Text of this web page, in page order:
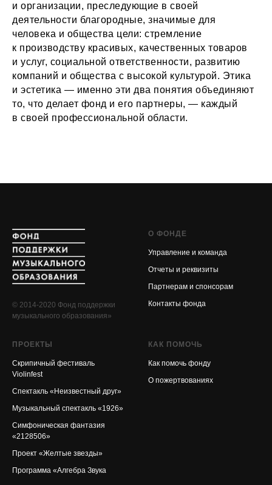
и организации, преследующие в своей
деятельности благородные, значимые для
человека и общества цели: стремление
к производству красивых, качественных товаров
и услуг, социальной ответственности, развитию
компаний и общества с высокой культурой. Этика
и эстетика — именно эти два понятия объединяют
то, что делает фонд и его партнеры, — каждый
в своей профессиональной области.
© 2014-2020 Фонд поддержки
музыкального образования»
О ФОНДЕ
Управление и команда
Отчеты и реквизиты
Партнерам и спонсорам
Контакты фонда
ПРОЕКТЫ
Скрипичный фестиваль
Violinfest
Спектакль «Неизвестный друг»
Музыкальный спектакль «1926»
Симфоническая фантазия
«2128506»
Проект «Желтые звезды»
Программа «Алгебра Звука
КАК ПОМОЧЬ
Как помочь фонду
О пожертвованиях